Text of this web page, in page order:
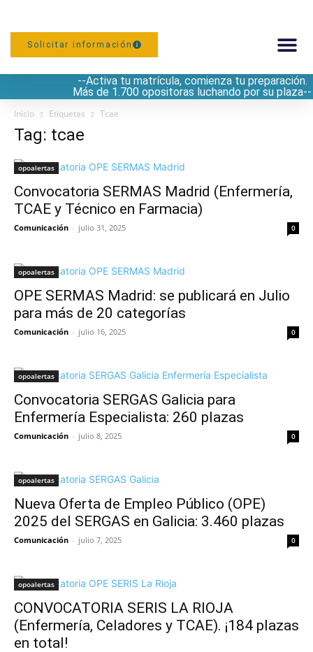
Solicitar información
--Activa tu matrícula, comienza tu preparación.
Más de 1.700 opositoras luchando por su plaza--
Inicio Etiquetas Tcae
Tag: tcae
opoalertas
Convocatoria SERMAS Madrid (Enfermería,
TCAE y Técnico en Farmacia)
Comunicación - julio 31, 2025 0
opoalertas
OPE SERMAS Madrid: se publicará en Julio
para más de 20 categorías
Comunicación - julio 16, 2025 0
opoalertas
Convocatoria SERGAS Galicia para
Enfermería Especialista: 260 plazas
Comunicación - julio 8, 2025 0
opoalertas
Nueva Oferta de Empleo Público (OPE)
2025 del SERGAS en Galicia: 3.460 plazas
Comunicación - julio 7, 2025 0
opoalertas
CONVOCATORIA SERIS LA RIOJA
(Enfermería, Celadores y TCAE). ¡184 plazas
en total!